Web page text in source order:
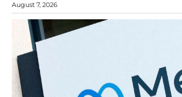
August 7, 2026